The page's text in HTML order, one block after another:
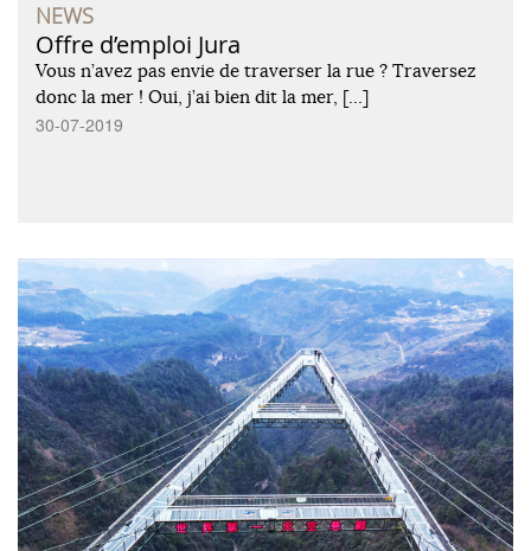
NEWS
Offre d’emploi Jura
Vous n’avez pas envie de traverser la rue ? Traversez
donc la mer ! Oui, j’ai bien dit la mer, […]
30-07-2019